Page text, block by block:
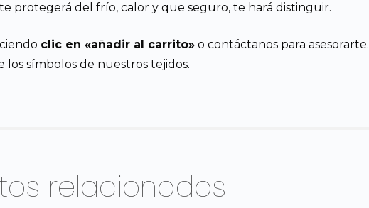
protegerá del frío, calor y que seguro, te hará distinguir.
clic en «añadir al carrito» o contáctanos para asesorarte.
los símbolos de nuestros tejidos.
relacionados